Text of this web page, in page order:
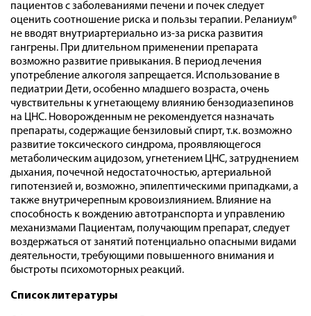
пациентов с заболеваниями печени и почек следует
оценить соотношение риска и пользы терапии. Реланиум®
не вводят внутриартериально из-за риска развития
гангрены. При длительном применении препарата
возможно развитие привыкания. В период лечения
употребление алкоголя запрещается. Использование в
педиатрии Дети, особенно младшего возраста, очень
чувствительны к угнетающему влиянию бензодиазепинов
на ЦНС. Новорожденным не рекомендуется назначать
препараты, содержащие бензиловый спирт, т.к. возможно
развитие токсического синдрома, проявляющегося
метаболическим ацидозом, угнетением ЦНС, затруднением
дыхания, почечной недостаточностью, артериальной
гипотензией и, возможно, эпилептическими припадками, а
также внутричерепным кровоизлиянием. Влияние на
способность к вождению автотранспорта и управлению
механизмами Пациентам, получающим препарат, следует
воздержаться от занятий потенциально опасными видами
деятельности, требующими повышенного внимания и
быстроты психомоторных реакций.
Список литературы